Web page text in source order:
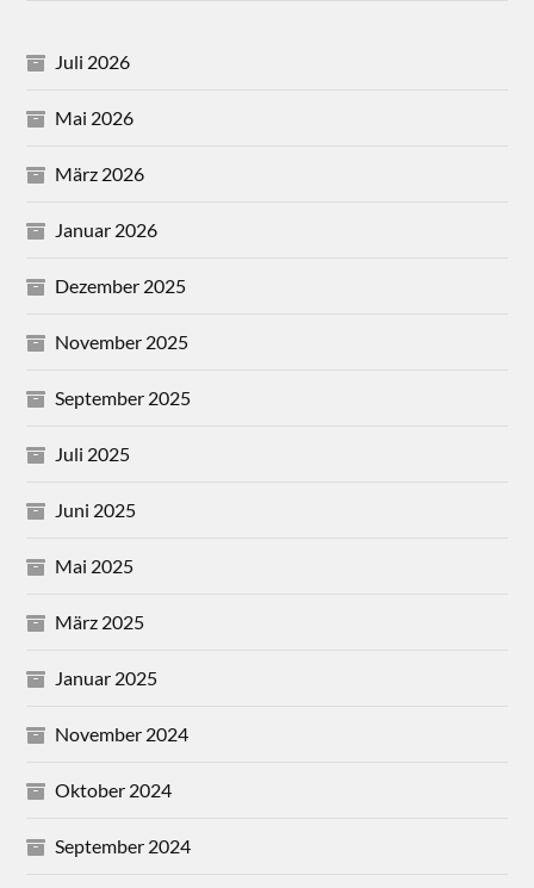
Juli 2026
Mai 2026
März 2026
Januar 2026
Dezember 2025
November 2025
September 2025
Juli 2025
Juni 2025
Mai 2025
März 2025
Januar 2025
November 2024
Oktober 2024
September 2024